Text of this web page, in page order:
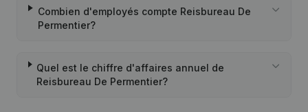
Combien d'employés compte Reisbureau De
Permentier?
Quel est le chiffre d'affaires annuel de
Reisbureau De Permentier?